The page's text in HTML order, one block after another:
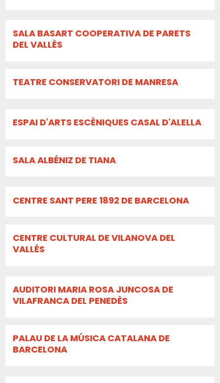
SALA BASART COOPERATIVA DE PARETS
DEL VALLÈS
TEATRE CONSERVATORI DE MANRESA
ESPAI D'ARTS ESCÈNIQUES CASAL D'ALELLA
SALA ALBÉNIZ DE TIANA
CENTRE SANT PERE 1892 DE BARCELONA
CENTRE CULTURAL DE VILANOVA DEL
VALLÉS
AUDITORI MARIA ROSA JUNCOSA DE
VILAFRANCA DEL PENEDÈS
PALAU DE LA MÚSICA CATALANA DE
BARCELONA